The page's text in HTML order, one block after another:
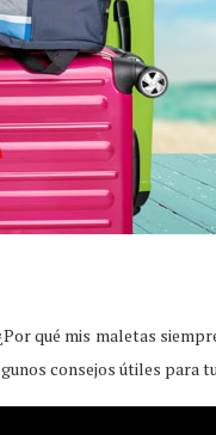
qué mis maletas
consejos útiles para